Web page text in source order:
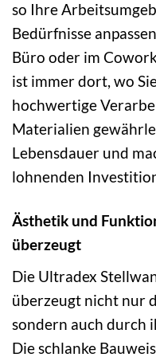
so Ihre
Bedürfnisse
Büro oder im
ist immer dort, wo
hochwertige
Materialien
Lebensdauer und
lohnenden
Ästhetik und
überzeugt
Die Ultradex
überzeugt nicht nur
sondern auch durch
Die schlanke